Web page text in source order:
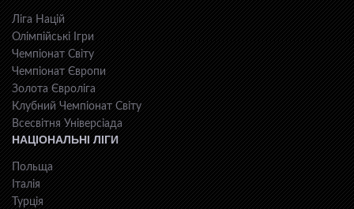
Ліга Націй
Олімпійські Ігри
Чемпіонат Світу
Чемпіонат Європи
Золота Євроліга
Клубний Чемпіонат Світу
Всесвiтня Унiверсiaда
НАЦІОНАЛЬНІ ЛІГИ
Польща
Італія
Турція